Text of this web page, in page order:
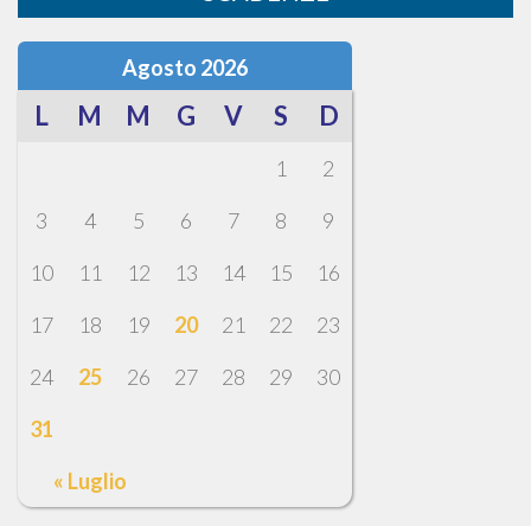
Agosto 2026
L M M G V S D
« Luglio
1
2
3
4 5 6 7 8
9
10
11 12 13 14 15
16
17
18 19 20 21 22
23
24
25 26 27 28 29
30
31